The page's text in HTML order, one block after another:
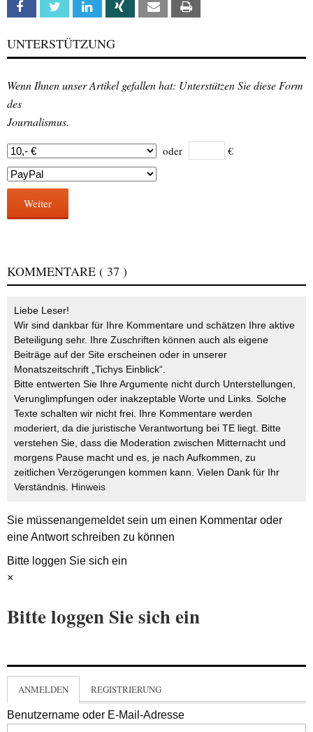
Facebook Twitter Linkedin Xing Email
UNTERSTÜTZUNG
Wenn Ihnen unser Artikel gefallen hat: Unterstützen Sie diese Form
des
Journalismus.
oder €
Weiter
KOMMENTARE ( 37 )
Liebe Leser!
Wir sind dankbar für Ihre Kommentare und schätzen Ihre aktive
Beteiligung sehr. Ihre Zuschriften können auch als eigene
Beiträge auf der Site erscheinen oder in unserer
Monatszeitschrift „Tichys Einblick“.
Bitte entwerten Sie Ihre Argumente nicht durch Unterstellungen,
Verunglimpfungen oder inakzeptable Worte und Links. Solche
Texte schalten wir nicht frei. Ihre Kommentare werden
moderiert, da die juristische Verantwortung bei TE liegt. Bitte
verstehen Sie, dass die Moderation zwischen Mitternacht und
morgens Pause macht und es, je nach Aufkommen, zu
zeitlichen Verzögerungen kommen kann. Vielen Dank für Ihr
Verständnis. Hinweis
Sie müssenangemeldetsein um einen Kommentar oder
eine Antwort schreiben zu können
Bitte loggen Sie sich ein
×
Bitte loggen Sie sich ein
ANMELDEN REGISTRIERUNG
Benutzername oder E-Mail-Adresse